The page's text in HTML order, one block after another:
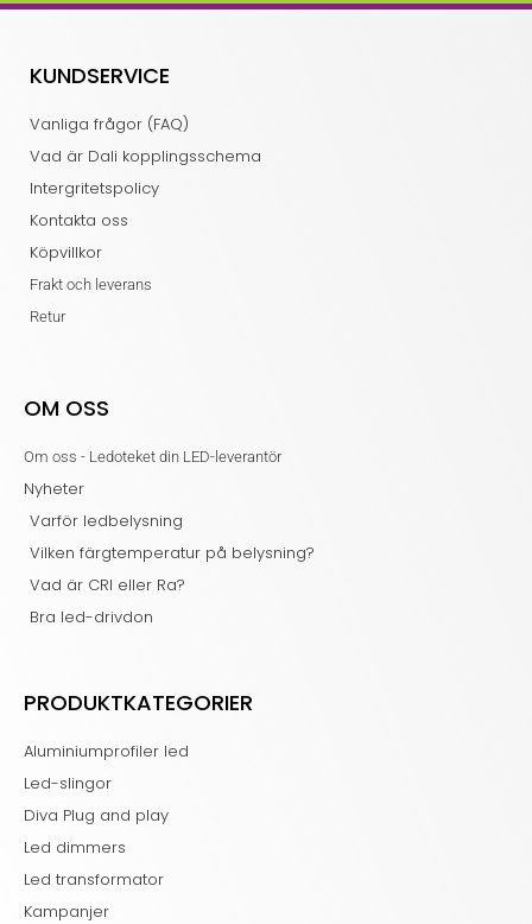
KUNDSERVICE
Vanliga frågor (FAQ)
Vad är Dali kopplingsschema
Intergritetspolicy
Kontakta oss
Köpvillkor
Frakt och leverans
Retur
OM OSS
Om oss - Ledoteket din LED-leverantör
Nyheter
Varför ledbelysning
Vilken färgtemperatur på belysning?
Vad är CRI eller Ra?
Bra led-drivdon
PRODUKTKATEGORIER
Aluminiumprofiler led
Led-slingor
Diva Plug and play
Led dimmers
Led transformator
Kampanjer